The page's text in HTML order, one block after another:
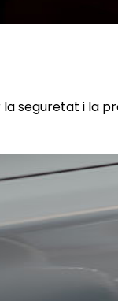
la seguretat i la